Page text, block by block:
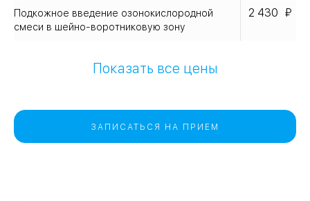
Подкожное введение озонокислородной
смеси в шейно-воротниковую зону
2 430
Показать все цены
ЗАПИСАТЬСЯ НА ПРИЕМ